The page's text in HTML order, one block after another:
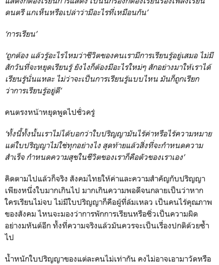
ดนตรี แกเห็นหรือเปล่าว่ามีอะไรที่เหมือนกัน’
‘การเรียน’
‘ถูกต้อง แล้วรู้อะไรไหมว่าชีวิตของคนเรามีการเรียนรู้อยู่เสมอ ไม่มี
สักวันที่จะหยุดเรียนรู้ ยังไงก็ต้องมีอะไรใหม่ๆ สักอย่างมาให้เราได้
เรียนรู้นั่นแหละ ไม่ว่าจะเป็นการเรียนรู้แบบไหน มันก็ถูกเรียก
ว่าการเรียนรู้อยู่ดี’
คนตรงหน้าหยุดพูดไปชั่วครู่
‘ทั้งนี้ทั้งนั้นเราไม่ได้บอกว่าใบปริญญามันไร้ค่าหรือไร้ความหมาย
แต่ใบปริญญาไม่ใช่ทุกอย่างไง สุดท้ายแล้วสิ่งที่จะกำหนดความ
สำเร็จ กำหนดความสุขในชีวิตของเราก็คือตัวของเราเอง’
คิดตามไปแล้วก็จริง สังคมไทยให้ค่าและความสำคัญกับปริญญา
เพียงหนึ่งใบมากเกินไป มากเกินความพอดีจนกลายเป็นว่าหาก
ใครเรียนไม่จบ ไม่มีใบปริญญาก็คือผู้ที่ล้มเหลว เป็นคนไร้คุณภาพ
ของสังคม ไหนจะมองว่าการพักการเรียนหรือซิ่วเป็นความผิด
อย่างมหันต์อีก ทั้งที่ความจริงแล้วมันควรจะเป็นเรื่องปกติด้วยซ้ำ
ไป
น้ำหนักใบปริญญาของแต่ละคนไม่เท่ากัน คงไม่อาจเอามาวัดหรือ